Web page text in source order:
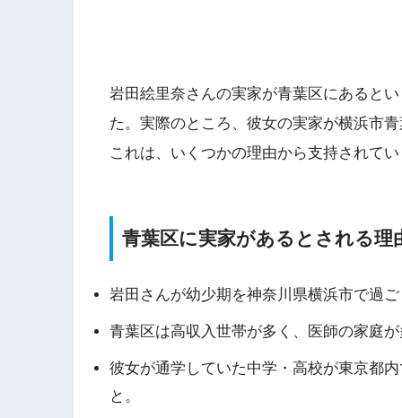
岩田絵里奈さんの実家が青葉区にあると
た。実際のところ、彼女の実家が横浜市
これは、いくつかの理由から支持されて
青葉区に実家があるとされる理
岩田さんが幼少期を神奈川県横浜市で過
青葉区は高収入世帯が多く、医師の家庭
彼女が通学していた中学・高校が東京都
と。